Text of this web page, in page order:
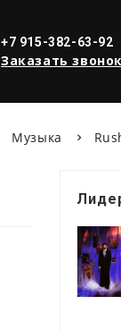
+7 915-382-63-92
Заказать звонок
Музыка